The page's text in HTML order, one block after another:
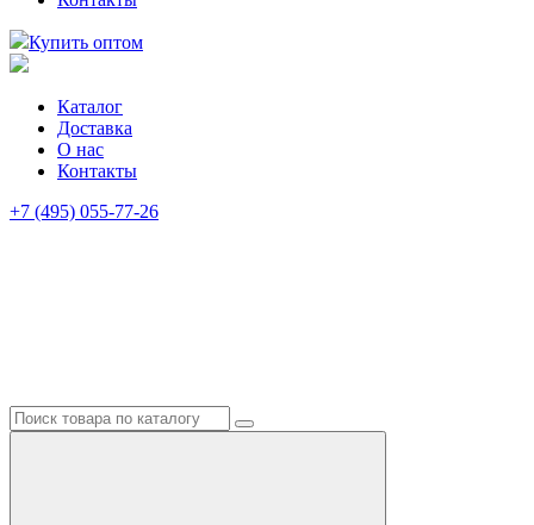
Купить оптом
Каталог
Доставка
О нас
Контакты
+7 (495) 055-77-26